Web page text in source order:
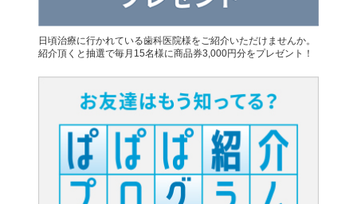
日頃治療に行かれている歯科医院様をご紹介いただけませんか。
紹介頂くと抽選で毎月15名様に商品券3,000円分をプレゼント！